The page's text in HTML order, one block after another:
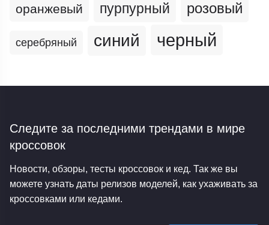
оранжевый пурпурный розовый
серебряный синий черный
Следите за последними трендами в мире
кроссовок
Новости, обзоры, тесты кроссовок и кед. Так же вы
можете узнать даты релизов моделей, как ухаживать за
кроссовками или кедами.